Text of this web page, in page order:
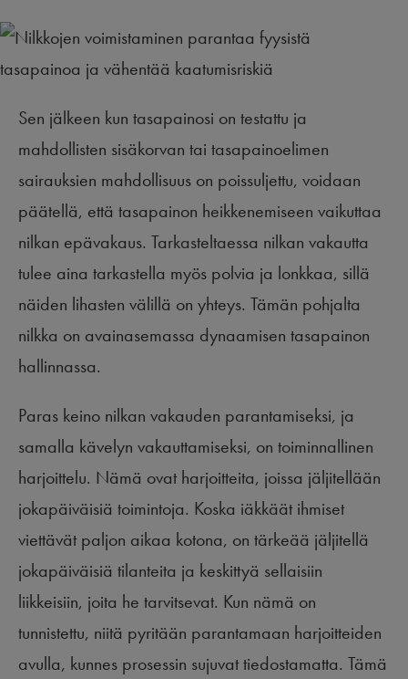
Sen jälkeen kun tasapainosi on testattu ja
mahdollisten sisäkorvan tai tasapainoelimen
sairauksien mahdollisuus on poissuljettu, voidaan
päätellä, että tasapainon heikkenemiseen vaikuttaa
nilkan epävakaus. Tarkasteltaessa nilkan vakautta
tulee aina tarkastella myös polvia ja lonkkaa, sillä
näiden lihasten välillä on yhteys. Tämän pohjalta
nilkka on avainasemassa dynaamisen tasapainon
hallinnassa.
Paras keino nilkan vakauden parantamiseksi, ja
samalla kävelyn vakauttamiseksi, on toiminnallinen
harjoittelu. Nämä ovat harjoitteita, joissa jäljitellään
jokapäiväisiä toimintoja. Koska iäkkäät ihmiset
viettävät paljon aikaa kotona, on tärkeää jäljitellä
jokapäiväisiä tilanteita ja keskittyä sellaisiin
liikkeisiin, joita he tarvitsevat. Kun nämä on
tunnistettu, niitä pyritään parantamaan harjoitteiden
avulla, kunnes prosessin sujuvat tiedostamatta. Tämä